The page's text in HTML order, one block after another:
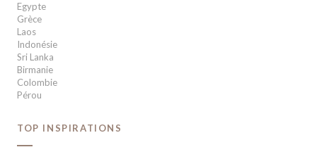
Egypte
Grèce
Laos
Indonésie
Sri Lanka
Birmanie
Colombie
Pérou
TOP INSPIRATIONS